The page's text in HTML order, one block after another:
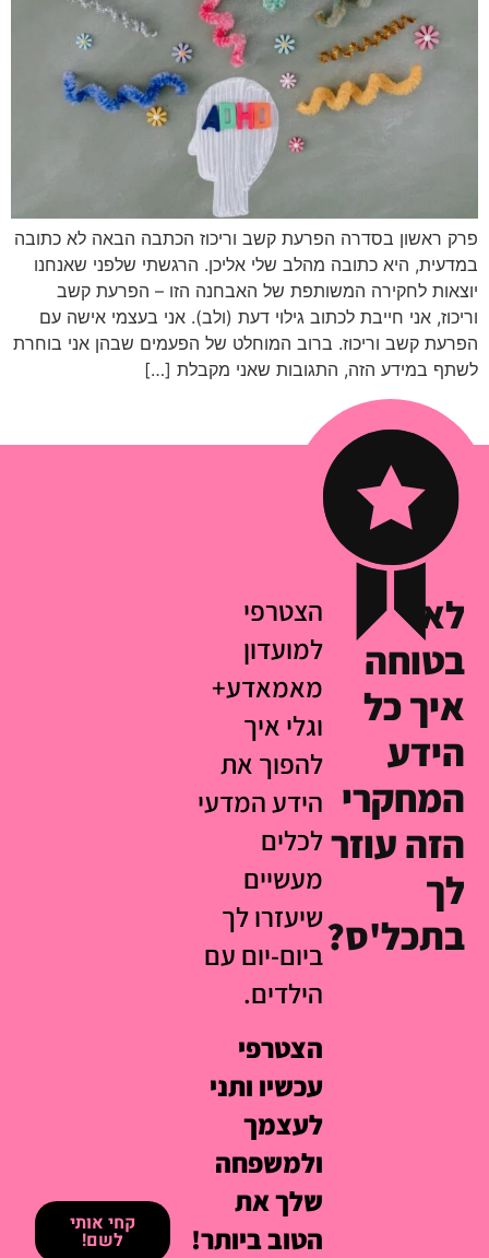
פרק ראשון בסדרה הפרעת קשב וריכוז הכתבה הבאה לא כתובה
במדעית, היא כתובה מהלב שלי אליכן. הרגשתי שלפני שאנחנו
יוצאות לחקירה המשותפת של האבחנה הזו – הפרעת קשב
וריכוז, אני חייבת לכתוב גילוי דעת (ולב). אני בעצמי אישה עם
הפרעת קשב וריכוז. ברוב המוחלט של הפעמים שבהן אני בוחרת
לשתף במידע הזה, התגובות שאני מקבלת […]
לא
בטוחה
איך כל
הידע
המחקרי
הזה עוזר
לך
בתכל'ס?
הצטרפי
למועדון
מאמאדע+
וגלי איך
להפוך את
הידע המדעי
לכלים
מעשיים
שיעזרו לך
ביום-יום עם
הילדים.
הצטרפי
עכשיו ותני
לעצמך
ולמשפחה
שלך את
הטוב ביותר!
קחי אותי
לשם!